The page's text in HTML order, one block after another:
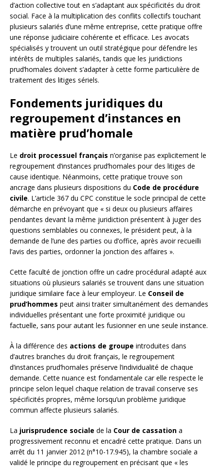
d’action collective tout en s’adaptant aux spécificités du droit
social. Face à la multiplication des conflits collectifs touchant
plusieurs salariés d’une même entreprise, cette pratique offre
une réponse judiciaire cohérente et efficace. Les avocats
spécialisés y trouvent un outil stratégique pour défendre les
intérêts de multiples salariés, tandis que les juridictions
prud’homales doivent s’adapter à cette forme particulière de
traitement des litiges sériels.
Fondements juridiques du
regroupement d’instances en
matière prud’homale
Le droit processuel français n’organise pas explicitement le
regroupement d’instances prud’homales pour des litiges de
cause identique. Néanmoins, cette pratique trouve son
ancrage dans plusieurs dispositions du Code de procédure
civile. L’article 367 du CPC constitue le socle principal de cette
démarche en prévoyant que « si deux ou plusieurs affaires
pendantes devant la même juridiction présentent à juger des
questions semblables ou connexes, le président peut, à la
demande de l’une des parties ou d’office, après avoir recueilli
l’avis des parties, ordonner la jonction des affaires ».
Cette faculté de jonction offre un cadre procédural adapté aux
situations où plusieurs salariés se trouvent dans une situation
juridique similaire face à leur employeur. Le Conseil de
prud’hommes peut ainsi traiter simultanément des demandes
individuelles présentant une forte proximité juridique ou
factuelle, sans pour autant les fusionner en une seule instance.
À la différence des actions de groupe introduites dans
d’autres branches du droit français, le regroupement
d’instances prud’homales préserve l’individualité de chaque
demande. Cette nuance est fondamentale car elle respecte le
principe selon lequel chaque relation de travail conserve ses
spécificités propres, même lorsqu’un problème juridique
commun affecte plusieurs salariés.
La jurisprudence sociale de la Cour de cassation a
progressivement reconnu et encadré cette pratique. Dans un
arrêt du 11 janvier 2012 (n°10-17.945), la chambre sociale a
validé le principe du regroupement en précisant que « les